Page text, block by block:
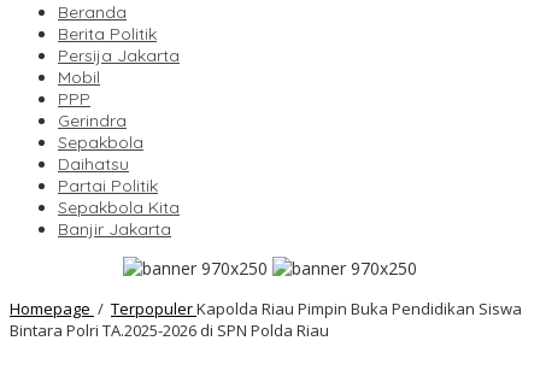
Beranda
Berita Politik
Persija Jakarta
Mobil
PPP
Gerindra
Sepakbola
Daihatsu
Partai Politik
Sepakbola Kita
Banjir Jakarta
Homepage / TerpopulerKapolda Riau Pimpin Buka Pendidikan Siswa
Bintara Polri TA.2025-2026 di SPN Polda Riau